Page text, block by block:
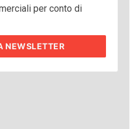
per conto di
NEWSLETTER